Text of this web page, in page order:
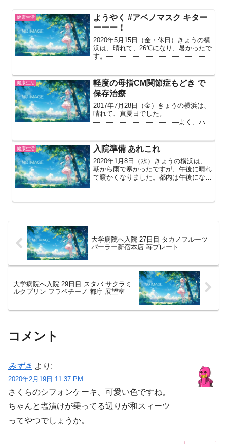
健康生活
ようやく #アベノマスク キター
ーーー！
2020年5月15日（金・休日）きょうの横
浜は、晴れて、26℃になり、暑かったで
す。― ― ― ― ― ― ― ―
きました。テレビで見た通り、小さいで
す。マスクは自分...
健康生活
軽度の母指CM関節症もどき で
保存治療
2017年7月28日（金）きょうの横浜は、
晴れて、真夏日でした。― ― ―
― ― ― ― ― ― ―よく、ハイ
週間ぐらい前に、左手の、親指を、グニ
っと捻ったんですよ...
健康生活 入院準備 あれこれ
2020年1月8日（水）きょうの横浜は、
朝から雨で寒かったですが、午後に晴れ
て暖かくなりました。都内は午後になっ
以南は、南風が入って午後から気温が上
大学病院へ入院 27日目 タカノフルーツ
パーラー新宿本店 苺プレート
大学病院へ入院 29日目 スタバ サクラミ
ルクプリン フラペチーノ 都庁 展望室
コメント
みずき より:
2020年2月19日 11:37 PM
さくらのシフォンケーキ、可愛い色ですね。
ちゃんと塩漬けが乗ってる辺りが和スィーツ
ってやつでしょうか。